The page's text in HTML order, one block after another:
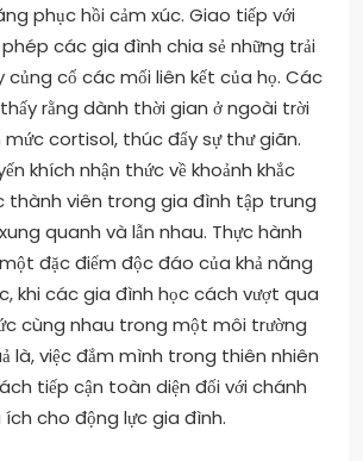
phục hồi cảm xúc. Giao tiếp với
các gia đình chia sẻ những trải
củng cố các mối liên kết của họ. Các
rằng dành thời gian ở ngoài trời
cortisol, thúc đẩy sự thư giãn.
khích nhận thức về khoảnh khắc
thành viên trong gia đình tập trung
quanh và lẫn nhau. Thực hành
đặc điểm độc đáo của khả năng
khi các gia đình học cách vượt qua
cùng nhau trong một môi trường
là, việc đắm mình trong thiên nhiên
tiếp cận toàn diện đối với chánh
ích cho động lực gia đình.